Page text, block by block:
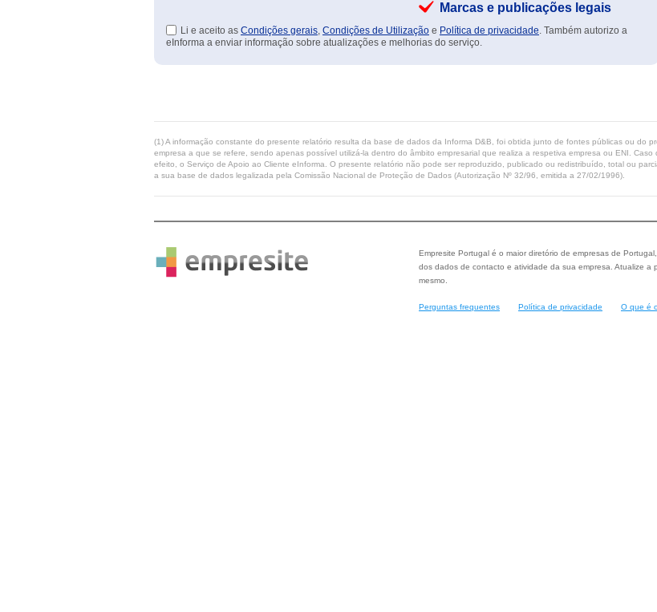
Marcas e publicações legais
Li e aceito as Condições gerais, Condições de Utilização e Política de privacidade. Também autorizo a
eInforma a enviar informação sobre atualizações e melhorias do serviço.
(1) A informação constante do presente relatório resulta da base de dados da Informa D&B, foi obtida junto de fontes públicas ou do
empresa a que se refere, sendo apenas possível utilizá-la dentro do âmbito empresarial que realiza a respetiva empresa ou ENI.
efeito, o Serviço de Apoio ao Cliente eInforma. O presente relatório não pode ser reproduzido, publicado ou redistribuído, total ou
a sua base de dados legalizada pela Comissão Nacional de Proteção de Dados (Autorização Nº 32/96, emitida a 27/02/1996).
Empresite Portugal é o maior diretório de empresas de
dos dados de contacto e atividade da sua empresa. Atualize
mesmo.
Perguntas frequentes Política de privacidade O que é